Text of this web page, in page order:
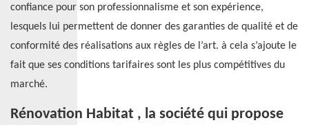
confiance pour son professionnalisme et son expérience,
lesquels lui permettent de donner des garanties de qualité et de
conformité des réalisations aux règles de l’art. à cela s’ajoute le
fait que ses conditions tarifaires sont les plus compétitives du
marché.
Rénovation Habitat , la société qui propose